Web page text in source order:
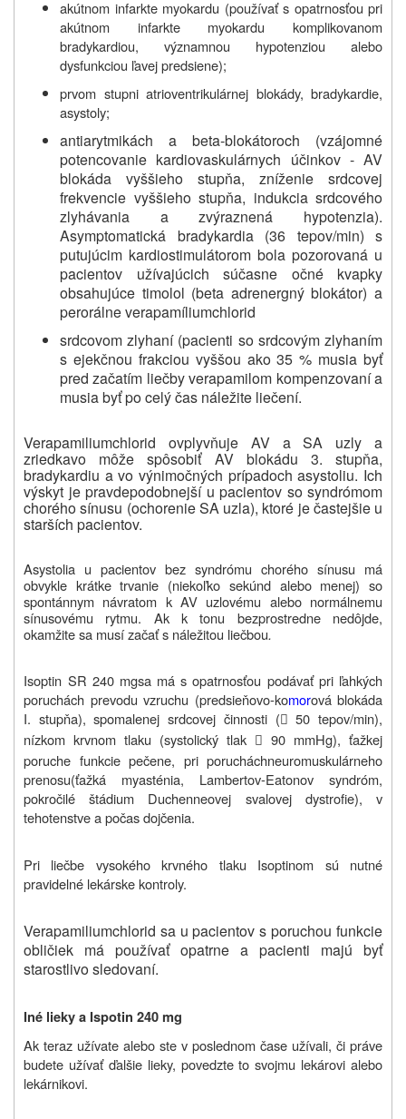
akútnom infarkte myokardu (používať s opatrnosťou pri
akútnom infarkte myokardu komplikovanom
bradykardiou, významnou hypotenziou alebo
dysfunkciou ľavej predsiene);
prvom stupni atrioventrikulárnej blokády, bradykardie,
asystoly;
antiarytmikách a beta-blokátoroch (vzájomné
potencovanie kardiovaskulárnych účinkov - AV
blokáda vyššieho stupňa, zníženie srdcovej
frekvencie vyššieho stupňa, indukcia srdcového
zlyhávania a zvýraznená hypotenzia).
Asymptomatická bradykardia (36 tepov/min) s
putujúcim kardiostimulátorom bola pozorovaná u
pacientov užívajúcich súčasne očné kvapky
obsahujúce timolol (beta adrenergný blokátor) a
perorálne verapamíliumchlorid
srdcovom zlyhaní (pacienti so srdcovým zlyhaním
s ejekčnou frakciou vyššou ako 35 % musia byť
pred začatím liečby verapamilom kompenzovaní a
musia byť po celý čas náležite liečení.
Verapamiliumchlorid ovplyvňuje AV a SA uzly a
zriedkavo môže spôsobiť AV blokádu 3. stupňa,
bradykardiu a vo výnimočných prípadoch asystoliu. Ich
výskyt je pravdepodobnejší u pacientov so syndrómom
chorého sínusu (ochorenie SA uzla), ktoré je častejšie u
starších pacientov.
Asystolia u pacientov bez syndrómu chorého sínusu má
obvykle krátke trvanie (niekoľko sekúnd alebo menej) so
spontánnym návratom k AV uzlovému alebo normálnemu
sínusovému rytmu. Ak k tonu bezprostredne nedôjde,
okamžite sa musí začať s náležitou liečbou.
Isoptin SR 240 mgsa má s opatrnosťou podávať pri ľahkých
poruchách prevodu vzruchu (predsieňovo-komorová blokáda
I. stupňa), spomalenej srdcovej činnosti (
50 tepov/min),
nízkom krvnom tlaku (systolický tlak

90 mmHg), ťažkej
poruche funkcie pečene, pri porucháchneuromuskulárneho
prenosu(ťažká myasténia, Lambertov-Eatonov syndróm,
pokročilé štádium Duchenneovej svalovej dystrofie), v
tehotenstve a počas dojčenia.
Pri liečbe vysokého krvného tlaku Isoptinom sú nutné
pravidelné lekárske kontroly.
Verapamiliumchlorid sa u pacientov s poruchou funkcie
obličiek má používať opatrne a pacienti majú byť
starostlivo sledovaní.
Iné lieky a Ispotin 240 mg
Ak teraz užívate alebo ste v poslednom čase užívali, či práve
budete užívať ďalšie lieky, povedzte to svojmu lekárovi alebo
lekárnikovi.